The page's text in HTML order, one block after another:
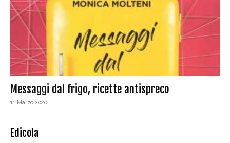
Messaggi dal frigo, ricette antispreco
11 Marzo 2020
Edicola